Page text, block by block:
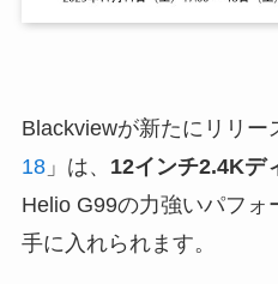
Blackviewが新たにリリー
18」は、 12インチ2.4Kデ
Helio G99の力強いパフ
手に入れられます。